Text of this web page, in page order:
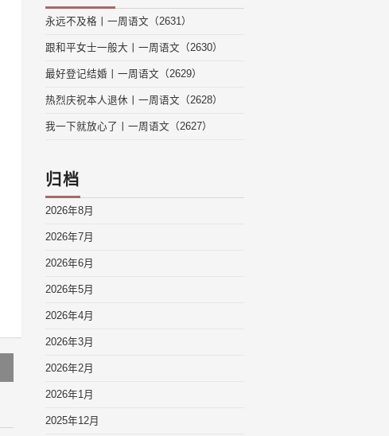
永远不及格丨一周语文（2631）
跟和平女士一般大丨一周语文（2630）
最好登记结婚丨一周语文（2629）
热烈庆祝本人退休丨一周语文（2628）
我一下就放心了丨一周语文（2627）
归档
2026年8月
2026年7月
2026年6月
2026年5月
2026年4月
2026年3月
2026年2月
2026年1月
2025年12月